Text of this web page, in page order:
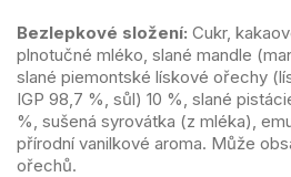
Bezlepkové složení: Cukr,
plnotučné mléko, slané mandle
slané piemontské lískové ořechy
IGP 98,7 %, sůl) 10 %, slané
%, sušená syrovátka (z mléka),
přírodní vanilkové aroma. Může
ořechů.